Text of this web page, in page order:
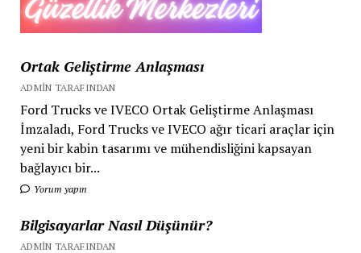
Ortak Geliştirme Anlaşması
ADMIN TARAFINDAN
Ford Trucks ve IVECO Ortak Geliştirme Anlaşması
İmzaladı, Ford Trucks ve IVECO ağır ticari araçlar için
yeni bir kabin tasarımı ve mühendisliğini kapsayan
bağlayıcı bir...
Yorum yapın
Bilgisayarlar Nasıl Düşünür?
ADMIN TARAFINDAN